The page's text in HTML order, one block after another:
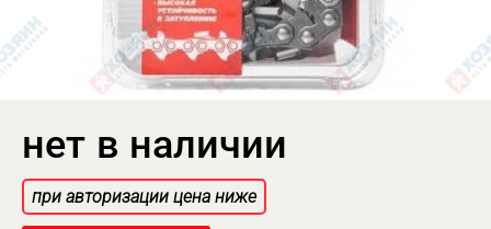
нет в наличии
при авторизации цена ниже